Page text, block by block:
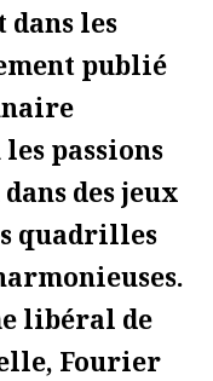
dans les
publié
passions
des jeux
quadrilles
libéral de
Fourier